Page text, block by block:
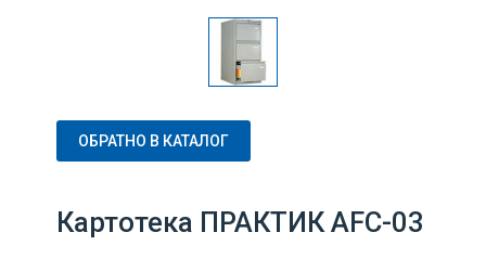
ОБРАТНО В КАТАЛОГ
Картотека ПРАКТИК AFC-03